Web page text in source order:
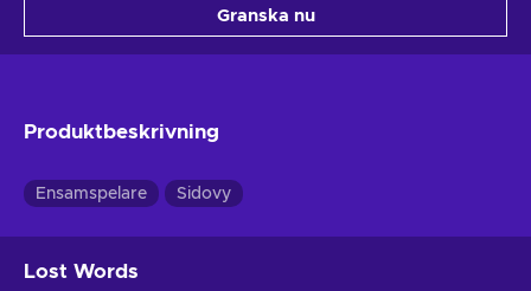
Granska nu
Produktbeskrivning
Ensamspelare Sidovy
Lost Words